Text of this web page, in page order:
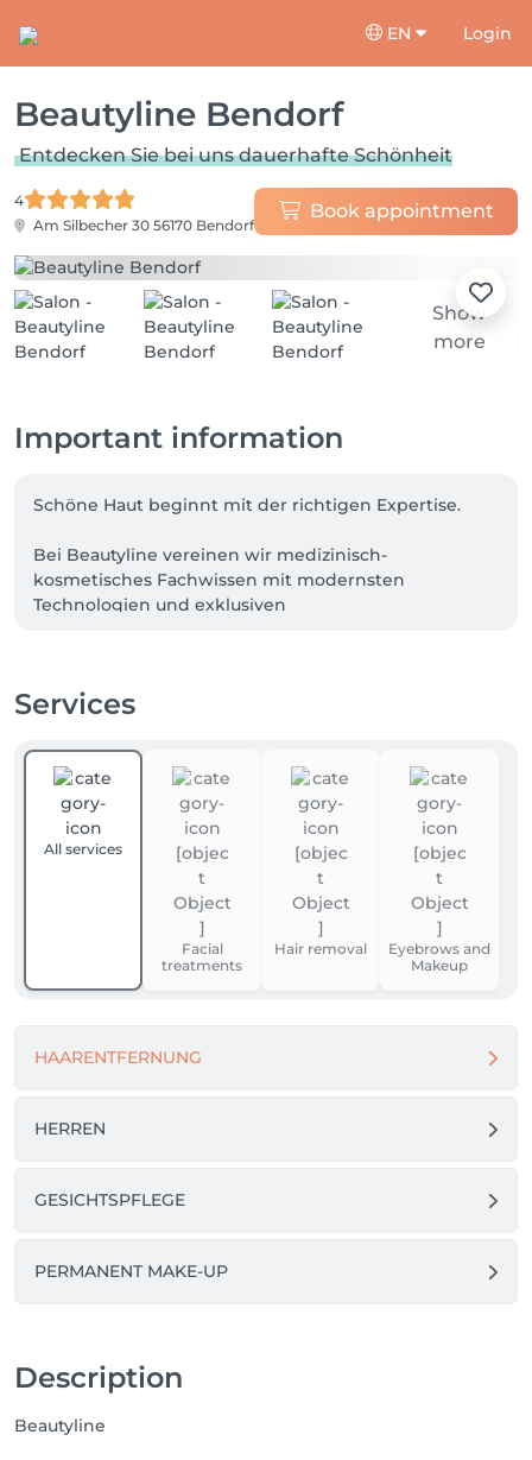
EN Login
Beautyline Bendorf
Entdecken Sie bei uns dauerhafte Schönheit
4
Am Silbecher 30 56170 Bendorf
Book appointment
Show
more
Important information
Schöne Haut beginnt mit der richtigen Expertise.
Bei Beautyline vereinen wir medizinisch-
kosmetisches Fachwissen mit modernsten
Technologien und exklusiven
professionell, hochwertig und ergebnisorientiert.
Unsere Praxis steht für Qualität, Hygiene, Vertrauen
und sichtbare Resultate.
Denn wahre Schönheit entsteht dort, wo
Kompetenz auf Leidenschaft trifft.
Services
All services
Facial
treatments
Hair removal
Eyebrows and
Makeup
HAARENTFERNUNG
HERREN
GESICHTSPFLEGE
PERMANENT MAKE-UP
Description
Beautyline